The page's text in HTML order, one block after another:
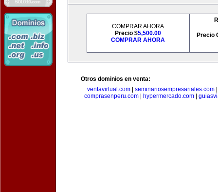
COMPRAR AHORA
Precio $5,500.00
COMPRAR AHORA
Precio
Otros dominios en venta:
ventavirtual.com
seminariosempresariales.com
comprasenperu.com
hypermercado.com